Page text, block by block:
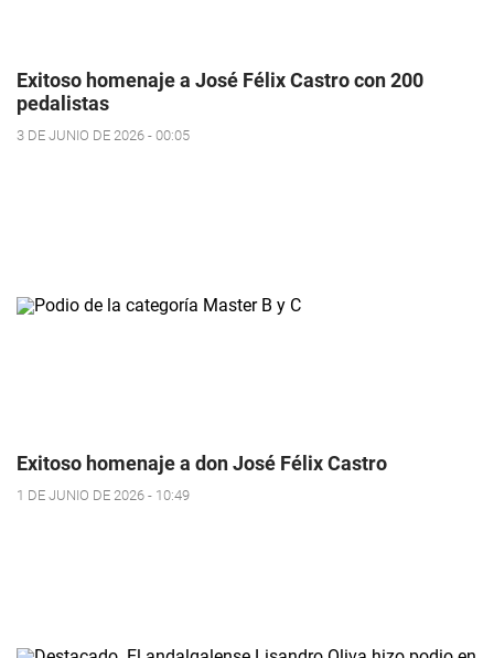
Exitoso homenaje a José Félix Castro con 200
pedalistas
3 DE JUNIO DE 2026 - 00:05
Exitoso homenaje a don José Félix Castro
1 DE JUNIO DE 2026 - 10:49